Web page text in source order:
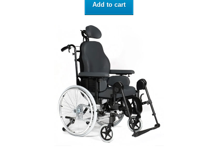
Add to cart